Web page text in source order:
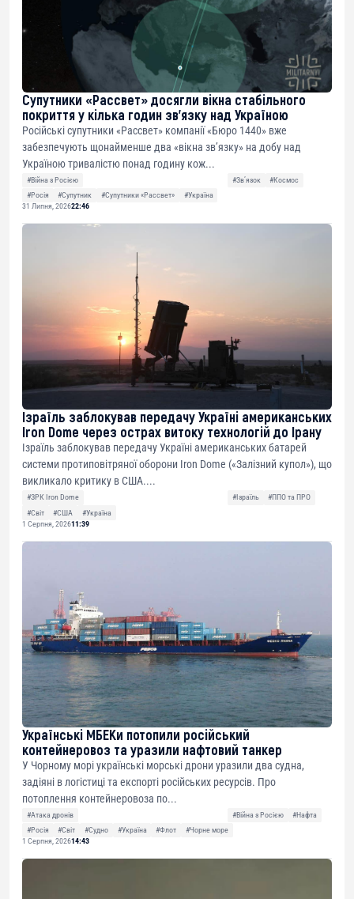
Супутники «Рассвет» досягли вікна стабільного
покриття у кілька годин зв’язку над Україною
Російські супутники «Рассвет» компанії «Бюро 1440» вже
забезпечують щонайменше два «вікна зв’язку» на добу над
Україною тривалістю понад годину кож...
#Війна з Росією #Звʼязок
#Космос
#Росія
#Супутник #Супутники «Рассвет»
#Україна
31 Липня, 202622:46
Ізраїль заблокував передачу Україні американських
Iron Dome через острах витоку технологій до Ірану
Ізраїль заблокував передачу Україні американських батарей
системи протиповітряної оборони Iron Dome («Залізний купол»), що
викликало критику в США....
#ЗРК Iron Dome #Ізраїль
#ППО та ПРО
#Світ
#США
#Україна
1 Серпня, 202611:39
Українські МБЕКи потопили російський
контейнеровоз та уразили нафтовий танкер
У Чорному морі українські морські дрони уразили два судна,
задіяні в логістиці та експорті російських ресурсів. Про
потоплення контейнеровоза по...
#Атака дронів #Війна з Росією
#Нафта
#Росія
#Світ #Судно #Україна #Флот
#Чорне море
1 Серпня, 202614:43